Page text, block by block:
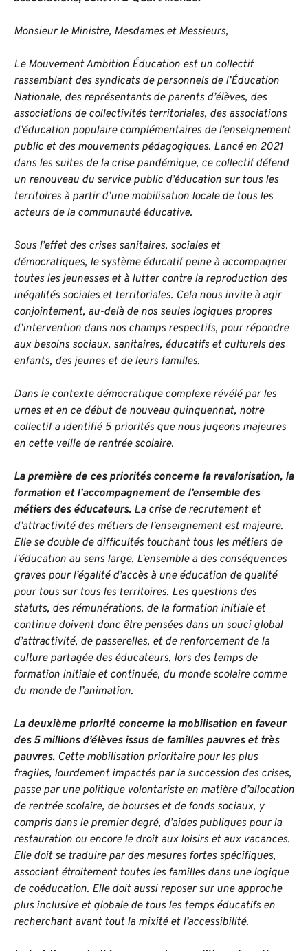
Monsieur le Ministre, Mesdames et Messieurs,
Le Mouvement Ambition Éducation est un collectif
rassemblant des syndicats de personnels de l’Éducation
Nationale, des représentants de parents d’élèves, des
associations de collectivités territoriales, des associations
d’éducation populaire complémentaires de l’enseignement
public et des mouvements pédagogiques. Lancé en 2021
dans les suites de la crise pandémique, ce collectif défend
un renouveau du service public d’éducation sur tous les
territoires à partir d’une mobilisation locale de tous les
acteurs de la communauté éducative.
Sous l’effet des crises sanitaires, sociales et
démocratiques, le système éducatif peine à accompagner
toutes les jeunesses et à lutter contre la reproduction des
inégalités sociales et territoriales. Cela nous invite à agir
conjointement, au-delà de nos seules logiques propres
d’intervention dans nos champs respectifs, pour répondre
aux besoins sociaux, sanitaires, éducatifs et culturels des
enfants, des jeunes et de leurs familles.
Dans le contexte démocratique complexe révélé par les
urnes et en ce début de nouveau quinquennat, notre
collectif a identifié 5 priorités que nous jugeons majeures
en cette veille de rentrée scolaire.
La première de ces priorités concerne la revalorisation, la
formation et l’accompagnement de l’ensemble des
métiers des éducateurs. La crise de recrutement et
d’attractivité des métiers de l’enseignement est majeure.
Elle se double de difficultés touchant tous les métiers de
l’éducation au sens large. L’ensemble a des conséquences
graves pour l’égalité d’accès à une éducation de qualité
pour tous sur tous les territoires. Les questions des
statuts, des rémunérations, de la formation initiale et
continue doivent donc être pensées dans un souci global
d’attractivité, de passerelles, et de renforcement de la
culture partagée des éducateurs, lors des temps de
formation initiale et continuée, du monde scolaire comme
du monde de l’animation.
La deuxième priorité concerne la mobilisation en faveur
des 5 millions d’élèves issus de familles pauvres et très
pauvres. Cette mobilisation prioritaire pour les plus
fragiles, lourdement impactés par la succession des crises,
passe par une politique volontariste en matière d’allocation
de rentrée scolaire, de bourses et de fonds sociaux, y
compris dans le premier degré, d’aides publiques pour la
restauration ou encore le droit aux loisirs et aux vacances.
Elle doit se traduire par des mesures fortes spécifiques,
associant étroitement toutes les familles dans une logique
de coéducation. Elle doit aussi reposer sur une approche
plus inclusive et globale de tous les temps éducatifs en
recherchant avant tout la mixité et l’accessibilité.